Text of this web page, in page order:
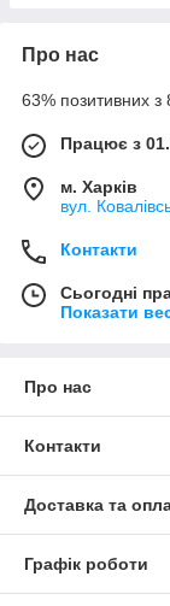
Про нас
63% позитивних з 8
Працює з
м. Харків
вул.
Контакти
Сьогодні
Показати
Про нас
Контакти
Доставка та
Графік роботи